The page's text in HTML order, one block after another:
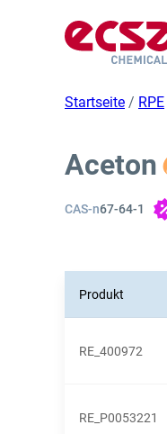
Startseite / RPE
Aceton
CAS-n67-64-1
Produkt
RE_400972
RE_P0053221